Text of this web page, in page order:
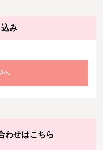
み
へ
わせはこちら